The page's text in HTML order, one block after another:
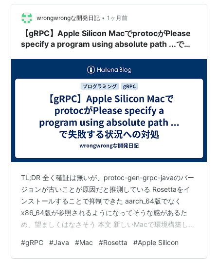
Java 言語 (Java programming language)
プログラミング言語のひとつ。 JavaScript と混同され
ることが多い。
Java 言語では、すべてのソースコードはまず .java と
いう拡張子のテキストファイルに記述される。 そし
て、それらのソースファイルは Java のコンパイラによ
って .class という拡張子のファイル (クラスファイル)
にコンパイルされる。 クラスファイルは、プロセッサ
のネイティブコードではなくバイトコード (bytecodes)
で記述される。 このバイトコードは、後で説明する
Java プラットフォーム (Java platform)
プラットフォームとは、プログラムを実行させるための
ハードウェア環境あるいはソフトウェア環境である。
多くのプラットフォームは OS とハードウェアの組み合
プラットフォームとは違い、ソフトウェアのみで構成さ
wrongwrongな開発日記 • 1ヶ月前
【gRPC】Apple Silicon MacでprotocがPlease
specify a program using absolute path ...で失
TL;DR 全く確証は無いが、protoc-gen-grpc-javaのバー
ジョンが古いことが原因だと推測している Rosettaをイ
ンストールすることで抑制できた aarch_64版でなく
x86_64版が参照されるようになってそうな感があるた
め、望ましくはなさそう 本文 新しいMacで環境構築して
ーで失敗する状況が生じました。 Please specify a
program using absolute path or make sure the
#gRPC #Java #Mac #Rosetta #Apple Silicon